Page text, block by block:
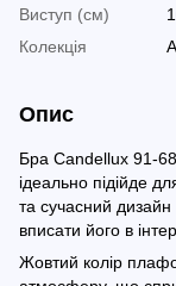
Виступ (см)
Колекція
Опис
Бра Candellux 91-
ідеально підійде
та сучасний
вписати його в
Жовтий колір